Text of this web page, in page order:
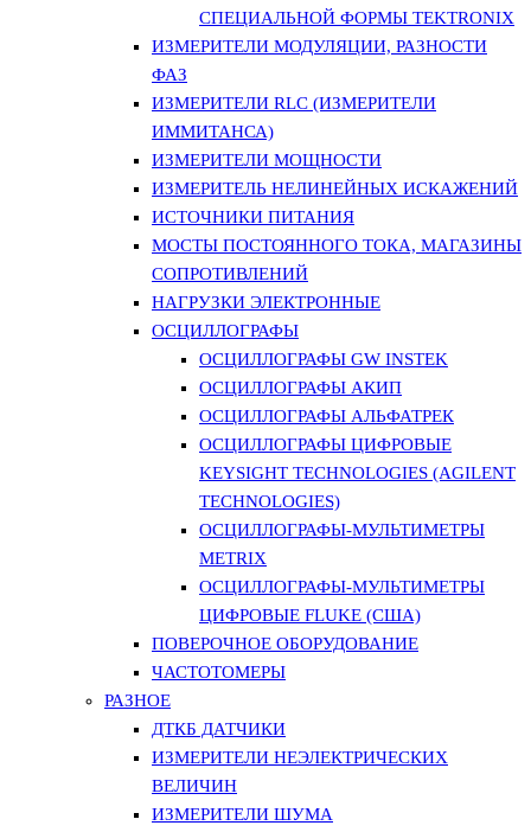
СПЕЦИАЛЬНОЙ ФОРМЫ TEKTRONIX
ИЗМЕРИТЕЛИ МОДУЛЯЦИИ, РАЗНОСТИ
ФАЗ
ИЗМЕРИТЕЛИ RLC (ИЗМЕРИТЕЛИ
ИММИТАНСА)
ИЗМЕРИТЕЛИ МОЩНОСТИ
ИЗМЕРИТЕЛЬ НЕЛИНЕЙНЫХ ИСКАЖЕНИЙ
ИСТОЧНИКИ ПИТАНИЯ
МОСТЫ ПОСТОЯННОГО ТОКА, МАГАЗИНЫ
СОПРОТИВЛЕНИЙ
НАГРУЗКИ ЭЛЕКТРОННЫЕ
ОСЦИЛЛОГРАФЫ
ОСЦИЛЛОГРАФЫ GW INSTEK
ОСЦИЛЛОГРАФЫ АКИП
ОСЦИЛЛОГРАФЫ АЛЬФАТРЕК
ОСЦИЛЛОГРАФЫ ЦИФРОВЫЕ
KEYSIGHT TECHNOLOGIES (AGILENT
TECHNOLOGIES)
ОСЦИЛЛОГРАФЫ-МУЛЬТИМЕТРЫ
METRIX
ОСЦИЛЛОГРАФЫ-МУЛЬТИМЕТРЫ
ЦИФРОВЫЕ FLUKE (США)
ПОВЕРОЧНОЕ ОБОРУДОВАНИЕ
ЧАСТОТОМЕРЫ
РАЗНОЕ
ДТКБ ДАТЧИКИ
ИЗМЕРИТЕЛИ НЕЭЛЕКТРИЧЕСКИХ
ВЕЛИЧИН
ИЗМЕРИТЕЛИ ШУМА